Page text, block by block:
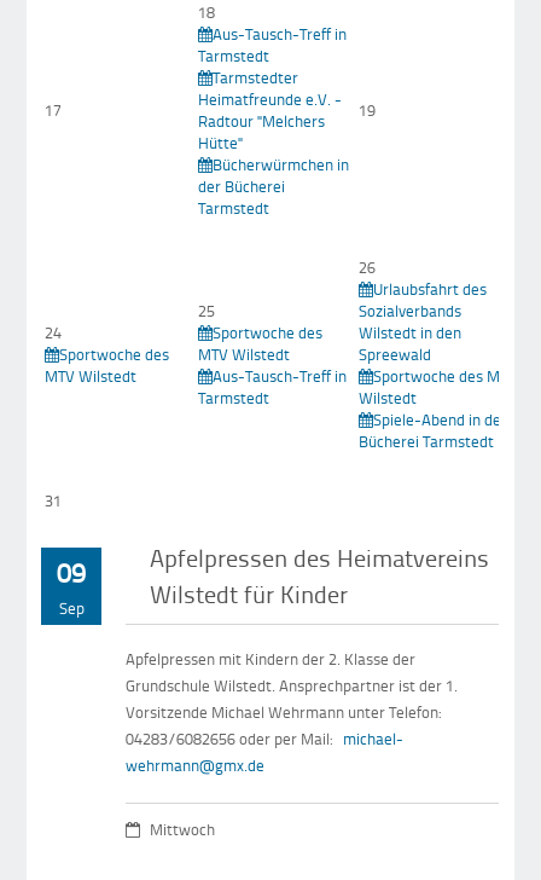
17
18
Aus-Tausch-Treff in
Tarmstedt
Tarmstedter
Heimatfreunde e.V. -
Radtour "Melchers
Hütte"
Bücherwürmchen in
der Bücherei
Tarmstedt
19
24
Sportwoche des
MTV Wilstedt
25
Sportwoche des
MTV Wilstedt
Aus-Tausch-Treff in
Tarmstedt
26
Urlaubsfahrt des
Sozialverbands
Wilstedt in den
Spreewald
Sportwoche des MTV
Wilstedt
Spiele-Abend in der
Bücherei Tarmstedt
31
09
Sep
Apfelpressen des Heimatvereins
Wilstedt für Kinder
Apfelpressen mit Kindern der 2. Klasse der
Grundschule Wilstedt. Ansprechpartner ist der 1.
Vorsitzende Michael Wehrmann unter Telefon:
04283/6082656 oder per Mail: michael-
wehrmann@gmx.de
Mittwoch